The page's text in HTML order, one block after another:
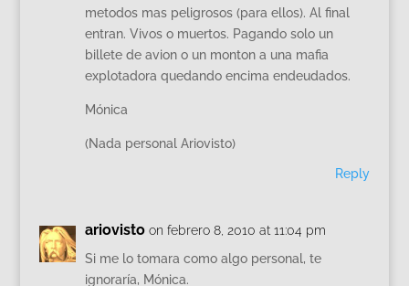
metodos mas peligrosos (para ellos). Al final
entran. Vivos o muertos. Pagando solo un
billete de avion o un monton a una mafia
explotadora quedando encima endeudados.
Mónica
(Nada personal Ariovisto)
Reply
ariovisto on febrero 8, 2010 at 11:04 pm
Si me lo tomara como algo personal, te
ignoraría, Mónica.